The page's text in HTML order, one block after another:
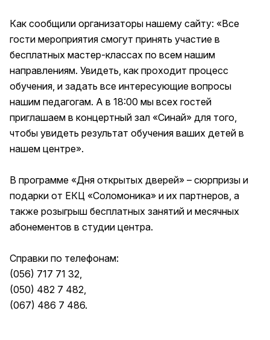
Как сообщили организаторы нашему сайту: «Все
гости мероприятия смогут принять участие в
бесплатных мастер-классах по всем нашим
направлениям. Увидеть, как проходит процесс
обучения, и задать все интересующие вопросы
нашим педагогам. А в 18:00 мы всех гостей
приглашаем в концертный зал «Синай» для того,
чтобы увидеть результат обучения ваших детей в
нашем центре».
В программе «Дня открытых дверей» – сюрпризы и
подарки от ЕКЦ «Соломоника» и их партнеров, а
также розыгрыш бесплатных занятий и месячных
абонементов в студии центра.
Справки по телефонам:
(056) 717 71 32,
(050) 482 7 482,
(067) 486 7 486.